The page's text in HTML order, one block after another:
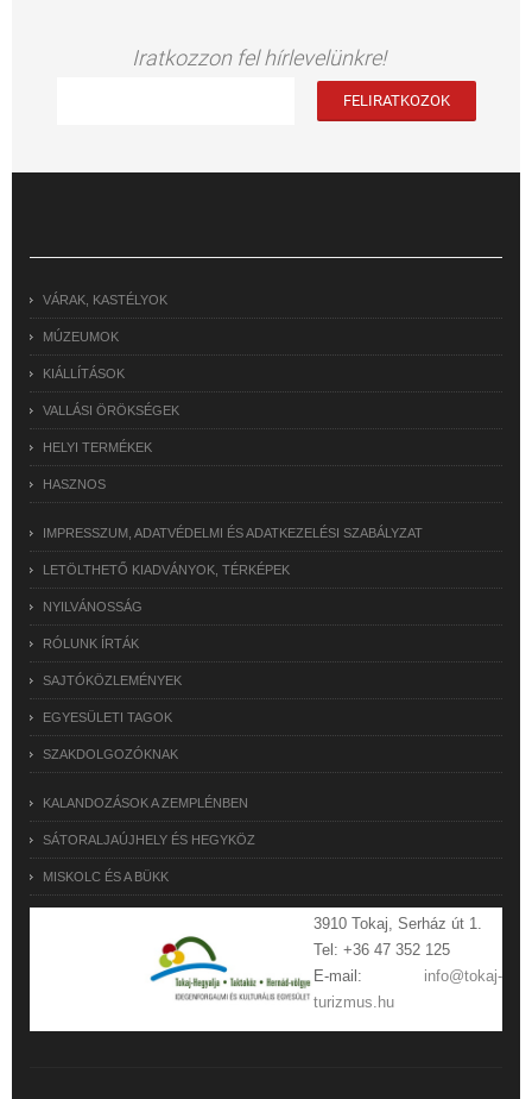
Iratkozzon fel hírlevelünkre!
VÁRAK, KASTÉLYOK
MÚZEUMOK
KIÁLLÍTÁSOK
VALLÁSI ÖRÖKSÉGEK
HELYI TERMÉKEK
HASZNOS
IMPRESSZUM, ADATVÉDELMI ÉS ADATKEZELÉSI SZABÁLYZAT
LETÖLTHETŐ KIADVÁNYOK, TÉRKÉPEK
NYILVÁNOSSÁG
RÓLUNK ÍRTÁK
SAJTÓKÖZLEMÉNYEK
EGYESÜLETI TAGOK
SZAKDOLGOZÓKNAK
KALANDOZÁSOK A ZEMPLÉNBEN
SÁTORALJAÚJHELY ÉS HEGYKÖZ
MISKOLC ÉS A BÜKK
3910 Tokaj, Serház út 1.
Tel: +36 47 352 125
E-mail: info@tokaj-
turizmus.hu